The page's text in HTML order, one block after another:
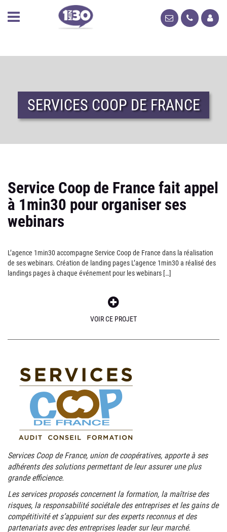
SERVICES COOP DE FRANCE
Service Coop de France fait appel
à 1min30 pour organiser ses
webinars
L’agence 1min30 accompagne Service Coop de France dans la réalisation
de ses webinars. Création de landing pages L’agence 1min30 a réalisé des
landings pages à chaque événement pour les webinars […]
VOIR CE PROJET
Services Coop de France, union de coopératives, apporte à ses
adhérents des solutions permettant de leur assurer une plus
grande efficience.
Les services proposés concernent la formation, la maîtrise des
risques, la responsabilité sociétale des entreprises et les gains de
compétitivité et s’appuient sur des experts reconnus et des
partenariats avec des entreprises leader sur leur marché.